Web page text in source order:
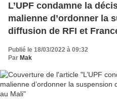
L’UPF condamne la
malienne d’ordonner la
diffusion de RFI et
Publié le 18/03/2022 à 09:32
Par Mak